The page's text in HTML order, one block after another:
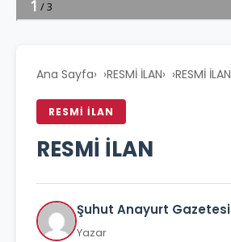
Ana Sayfa› RESMİ İLAN› RESMİ İLAN
RESMİ İLAN
RESMİ İLAN
Şuhut Anayurt Gazetesi
Yazar